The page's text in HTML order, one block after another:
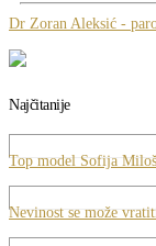
Dr Zoran Aleksić -
Najčitanije
Top model Sofija
Nevinost se može